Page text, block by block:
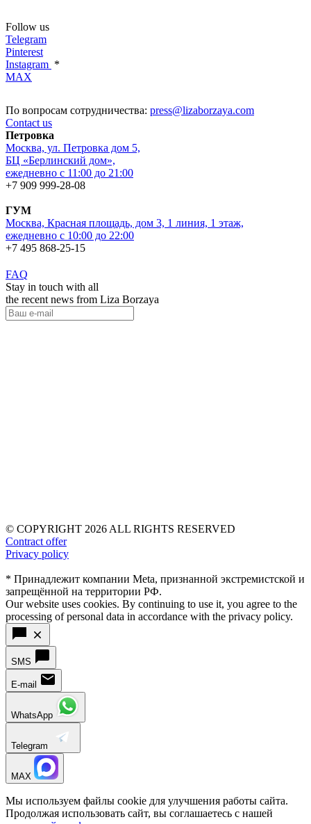
Follow us
Telegram
Pinterest
Instagram *
MAX
По вопросам сотрудничества: press@lizaborzaya.com
Contact us
Петровка
Москва, ул. Петровка дом 5,
БЦ «Берлинский дом»,
ежедневно с 11:00 до 21:00
+7 909 999-28-08
ГУМ
Москва, Красная площадь, дом 3, 1 линия, 1 этаж,
ежедневно с 10:00 до 22:00
+7 495 868-25-15
FAQ
Stay in touch with all
the recent news from Liza Borzaya
© COPYRIGHT 2026 ALL RIGHTS RESERVED
Contract offer
Privacy policy
* Принадлежит компании Meta, признанной экстремистской и
запрещённой на территории РФ.
Our website uses cookies. By continuing to use it, you agree to the
processing of personal data in accordance with the privacy policy.
SMS
E-mail
WhatsApp
Telegram
MAX
Мы используем файлы cookie для улучшения работы сайта.
Продолжая использовать сайт, вы соглашаетесь с нашей